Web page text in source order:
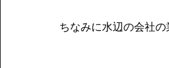
ちなみに水辺の会社の